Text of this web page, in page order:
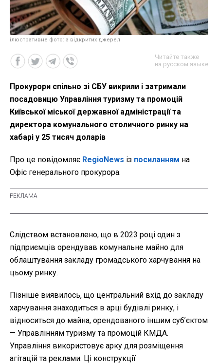
ілюстративне фото: з відкритих джерел
Читайте также
на русском языке
Прокурори спільно зі СБУ викрили і затримали
посадовицю Управління туризму та промоцій
Київської міської державної адміністрації та
директора комунального столичного ринку на
хабарі у 25 тисяч доларів
Про це повідомляє RegioNews із посиланням на
Офіс генерального прокурора.
Слідством встановлено, що в 2023 році один з
підприємців орендував комунальне майно для
облаштування закладу громадського харчування на
цьому ринку.
Пізніше виявилось, що центральний вхід до закладу
харчування знаходиться в арці будівлі ринку, і
відноситься до майна, орендованого іншим субʼєктом
— Управлінням туризму та промоцій КМДА.
Управління використовує арку для розміщення
агітацій та реклами. Ці конструкції